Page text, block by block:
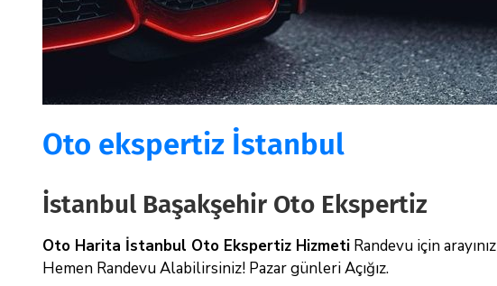
Oto ekspertiz İstanbul
İstanbul Başakşehir Oto Ekspertiz
Oto Harita İstanbul Oto Ekspertiz Hizmeti Randevu için arayınız
Hemen Randevu Alabilirsiniz! Pazar günleri Açığız.